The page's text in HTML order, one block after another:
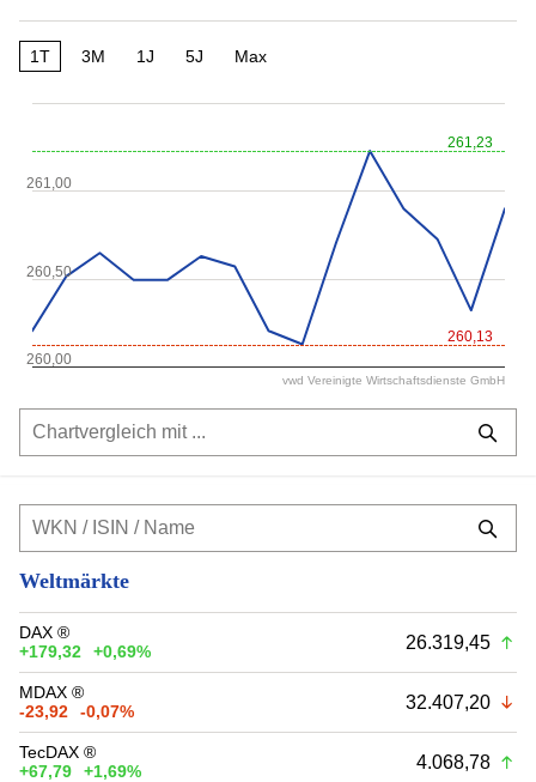
1T 3M 1J 5J Max
261,23
260,13
260,00
260,50
261,00
vwd Vereinigte Wirtschaftsdienste GmbH
Weltmärkte
DAX ®
+179,32
+0,69% 26.319,45
MDAX ®
-23,92
-0,07% 32.407,20
TecDAX ®
+67,79
+1,69% 4.068,78